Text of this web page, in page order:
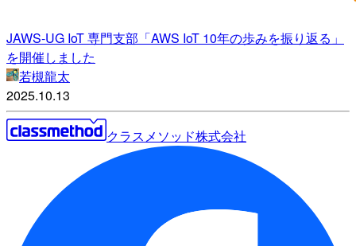
JAWS-UG IoT 専門支部「AWS IoT 10年の歩みを振り返る」
を開催しました
若槻龍太
2025.10.13
クラスメソッド株式会社